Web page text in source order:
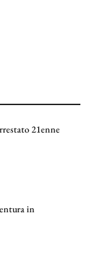
21enne
in